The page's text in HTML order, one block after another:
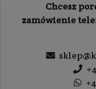
Chcesz
zamówienie